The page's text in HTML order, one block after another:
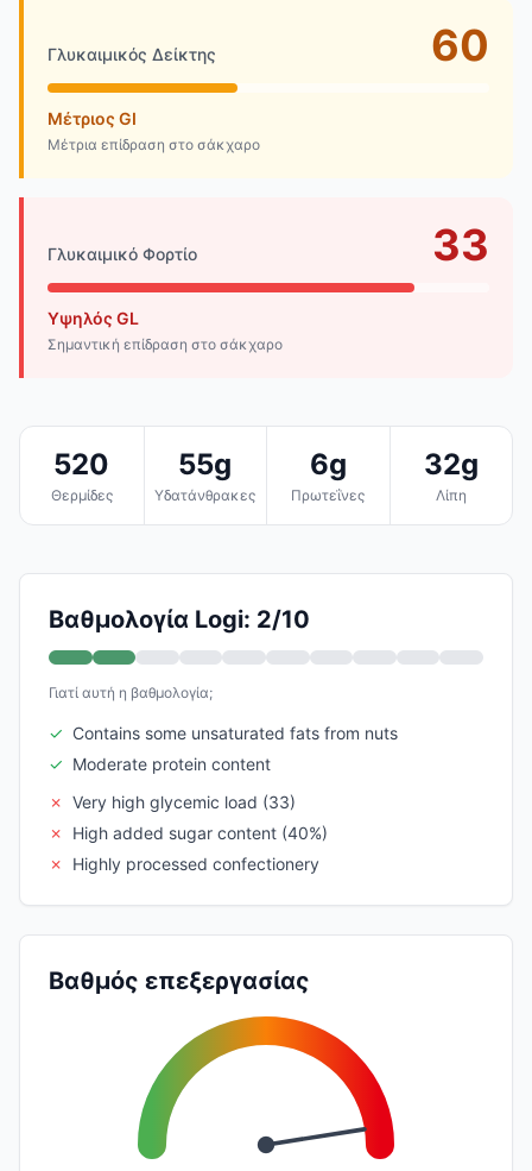
Γλυκαιμικός Δείκτης 60
Μέτριος GI
Μέτρια επίδραση στο σάκχαρο
Γλυκαιμικό Φορτίο 33
Υψηλός GL
Σημαντική επίδραση στο σάκχαρο
520
Θερμίδες
55g
Υδατάνθρακες
6g
Πρωτεΐνες
32g
Λίπη
Βαθμολογία Logi: 2/10
Γιατί αυτή η βαθμολογία;
✓ Contains some unsaturated fats from nuts
✓ Moderate protein content
✗ Very high glycemic load (33)
✗
High added sugar content (40%)
✗
Highly processed confectionery
Βαθμός επεξεργασίας